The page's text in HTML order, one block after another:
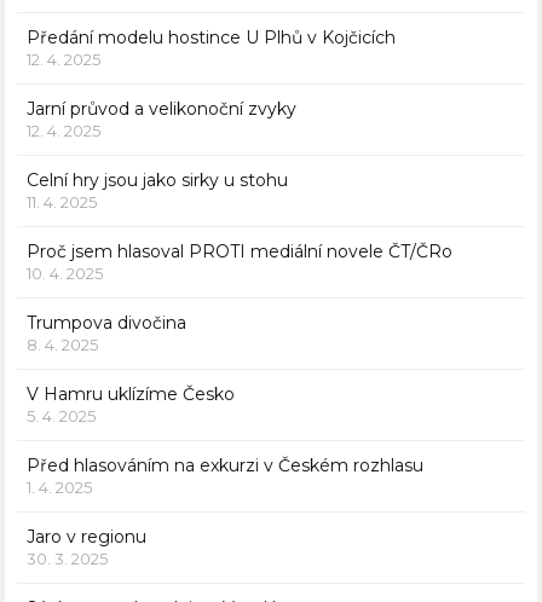
Předání modelu hostince U Plhů v Kojčicích
12. 4. 2025
Jarní průvod a velikonoční zvyky
12. 4. 2025
Celní hry jsou jako sirky u stohu
11. 4. 2025
Proč jsem hlasoval PROTI mediální novele ČT/ČRo
10. 4. 2025
Trumpova divočina
8. 4. 2025
V Hamru uklízíme Česko
5. 4. 2025
Před hlasováním na exkurzi v Českém rozhlasu
1. 4. 2025
Jaro v regionu
30. 3. 2025